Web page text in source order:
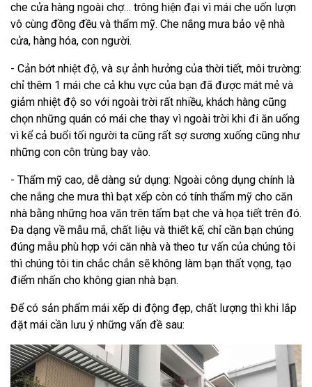
che cửa hàng ngoài chợ… trông hiện đại vì mái che uốn lượn
vô cùng đồng đều và thẩm mỹ. Che nắng mưa bảo vệ nhà
cửa, hàng hóa, con người.
- Cản bớt nhiệt độ, và sự ảnh hưởng của thời tiết, môi trường:
chỉ thêm 1 mái che cả khu vực của bạn đã được mát mẻ và
giảm nhiệt độ so với ngoài trời rất nhiều, khách hàng cũng
chọn những quán có mái che thay vì ngoài trời khi đi ăn uống
vì kể cả buổi tối người ta cũng rất sợ sương xuống cũng như
những con côn trùng bay vào.
- Thẩm mỹ cao, dễ dàng sử dụng: Ngoài công dụng chính là
che nắng che mưa thì bạt xếp còn có tính thẩm mỹ cho căn
nhà bằng những hoa văn trên tấm bạt che và họa tiết trên đó.
Đa dạng về mẫu mã, chất liệu và thiết kế; chỉ cần bạn chúng
đúng mẫu phù hợp với căn nhà và theo tư vấn của chúng tôi
thì chúng tôi tin chắc chắn sẽ không làm bạn thất vọng, tạo
điểm nhấn cho không gian nhà bạn.
Để có sản phẩm mái xếp di động đẹp, chất lượng thì khi lắp
đặt mái cần lưu ý những vấn đề sau: